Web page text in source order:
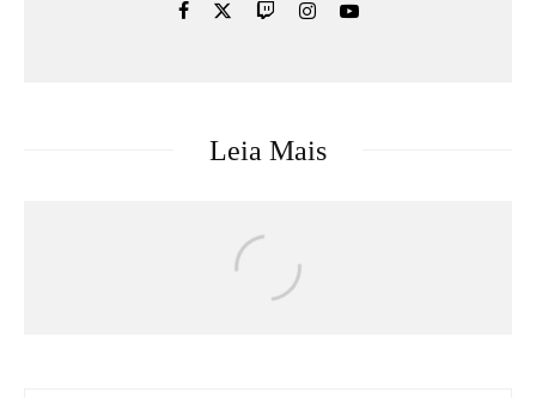
Leia Mais
Rayman Legends Retold será lançado